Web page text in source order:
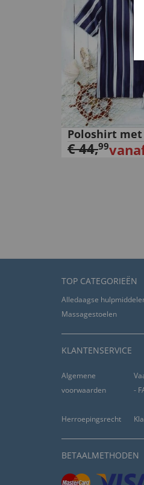
Poloshirt
€44,99
TOP CATEGORIEËN
Alledaagse
Massagestoelen
KLANTENSERVICE
Algemene
voorwaarden
-
Herroepingsrecht
BETAALMETHODEN